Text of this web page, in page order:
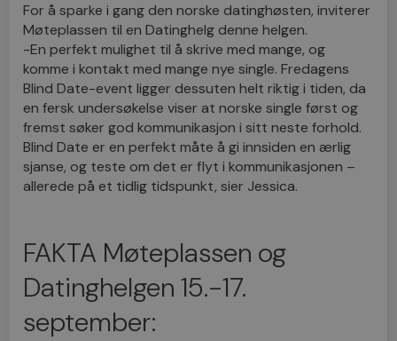
For å sparke i gang den norske datinghøsten, inviterer
Møteplassen til en Datinghelg denne helgen.
-En perfekt mulighet til å skrive med mange, og
komme i kontakt med mange nye single. Fredagens
Blind Date-event ligger dessuten helt riktig i tiden, da
en fersk undersøkelse viser at norske single først og
fremst søker god kommunikasjon i sitt neste forhold.
Blind Date er en perfekt måte å gi innsiden en ærlig
sjanse, og teste om det er flyt i kommunikasjonen –
allerede på et tidlig tidspunkt, sier Jessica.
FAKTA Møteplassen og
Datinghelgen 15.-17.
september: